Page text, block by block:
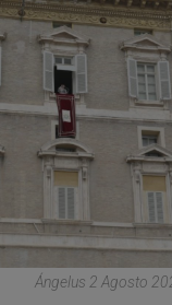
Ángelus 2 Agosto